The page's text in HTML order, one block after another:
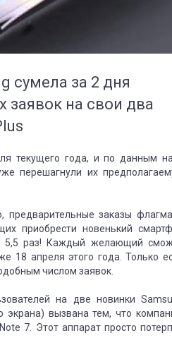
сумела за 2 дня
заявок на свои два
текущего года, и по данным
перешагнули их
предварительные заказы
приобрести новенький
5,5 раз! Каждый желающий
18 апреля этого года. Только
числом заявок.
на две новинки
экрана) вызвана тем, что
7. Этот аппарат просто